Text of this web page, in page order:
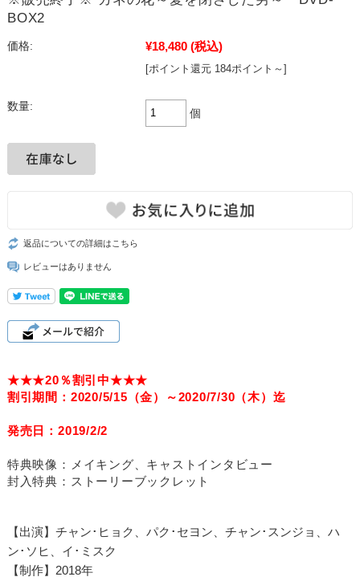
BOX2
価格: ¥18,480 (税込)
[ポイント還元 184ポイント～]
数量:
個
返品についての詳細はこちら
レビューはありません
★★★20％割引中★★★
割引期間：2020/5/15（金）～2020/7/30（木）迄
発売日：2019/2/2
特典映像：メイキング、キャストインタビュー
封入特典：ストーリーブックレット
【出演】チャン･ヒョク、パク･セヨン、チャン･スンジョ、ハ
ン･ソヒ、イ･ミスク
【制作】2018年